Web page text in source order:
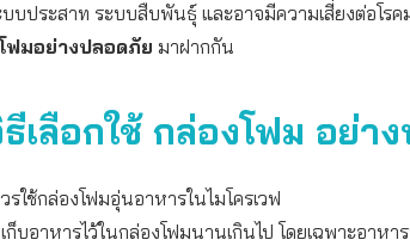
บบประสาท ระบบสืบพันธุ์ และอาจมีความเสี่ยงต่อโรค
ฟมอย่างปลอดภัย มาฝากกัน
เลือกใช้ กล่องโฟม อย่า
รใช้กล่องโฟมอุ่นอาหารในไมโครเวฟ
ก็บอาหารไว้ในกล่องโฟมนานเกินไป โดยเฉพาะอา